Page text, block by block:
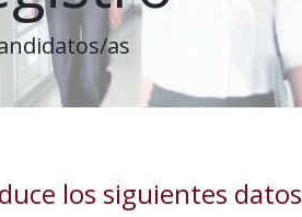
as
los siguientes datos